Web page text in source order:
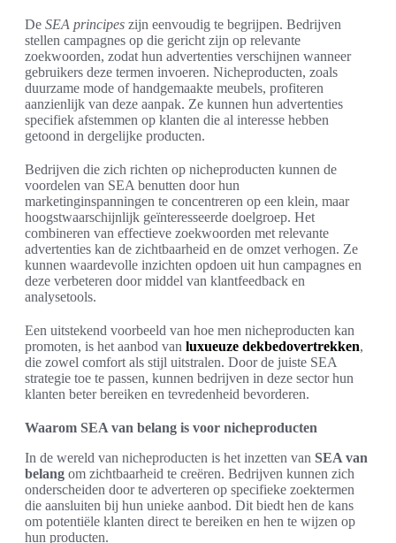
De SEA principes zijn eenvoudig te begrijpen. Bedrijven
stellen campagnes op die gericht zijn op relevante
zoekwoorden, zodat hun advertenties verschijnen wanneer
gebruikers deze termen invoeren. Nicheproducten, zoals
duurzame mode of handgemaakte meubels, profiteren
aanzienlijk van deze aanpak. Ze kunnen hun advertenties
specifiek afstemmen op klanten die al interesse hebben
getoond in dergelijke producten.
Bedrijven die zich richten op nicheproducten kunnen de
voordelen van SEA benutten door hun
marketinginspanningen te concentreren op een klein, maar
hoogstwaarschijnlijk geïnteresseerde doelgroep. Het
combineren van effectieve zoekwoorden met relevante
advertenties kan de zichtbaarheid en de omzet verhogen. Ze
kunnen waardevolle inzichten opdoen uit hun campagnes en
deze verbeteren door middel van klantfeedback en
analysetools.
Een uitstekend voorbeeld van hoe men nicheproducten kan
promoten, is het aanbod van luxueuze dekbedovertrekken,
die zowel comfort als stijl uitstralen. Door de juiste SEA
strategie toe te passen, kunnen bedrijven in deze sector hun
klanten beter bereiken en tevredenheid bevorderen.
Waarom SEA van belang is voor nicheproducten
In de wereld van nicheproducten is het inzetten van SEA van
belang om zichtbaarheid te creëren. Bedrijven kunnen zich
onderscheiden door te adverteren op specifieke zoektermen
die aansluiten bij hun unieke aanbod. Dit biedt hen de kans
om potentiële klanten direct te bereiken en hen te wijzen op
hun producten.